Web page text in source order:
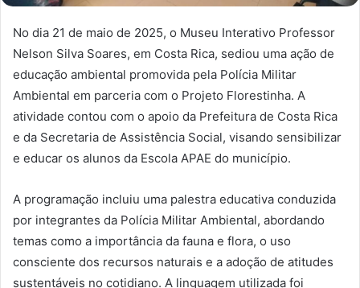
No dia 21 de maio de 2025, o Museu Interativo Professor
Nelson Silva Soares, em Costa Rica, sediou uma ação de
educação ambiental promovida pela Polícia Militar
Ambiental em parceria com o Projeto Florestinha. A
atividade contou com o apoio da Prefeitura de Costa Rica
e da Secretaria de Assistência Social, visando sensibilizar
e educar os alunos da Escola APAE do município.
A programação incluiu uma palestra educativa conduzida
por integrantes da Polícia Militar Ambiental, abordando
temas como a importância da fauna e flora, o uso
consciente dos recursos naturais e a adoção de atitudes
sustentáveis no cotidiano. A linguagem utilizada foi